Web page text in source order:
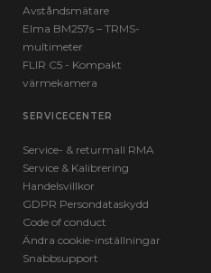
Avståndsmätare
Elma BM257s – TRMS-
multimeter
FLIR C5 - Kompakt
värmekamera
SERVICECENTER
Service- & returmall RMA
Service & Kalibrering
Handelsvillkor
GDPR Persondataskydd
Code of conduct
Ändra cookie-inställningar
Snabbsupport